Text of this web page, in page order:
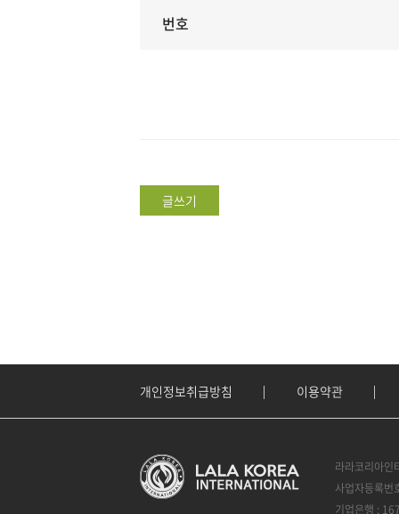
번호
글쓰기
개인정보취급방침 이용약관
라라코리아인
사업자등록
기업은행 :